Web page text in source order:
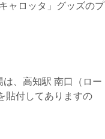
ャロッタ」グッズのプ
、高知駅 南口（ロー
貼付してありますの